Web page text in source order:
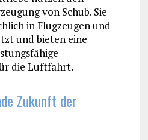
von Schub. Sie
in Flugzeugen und
und bieten eine
die Luftfahrt.
Zukunft der